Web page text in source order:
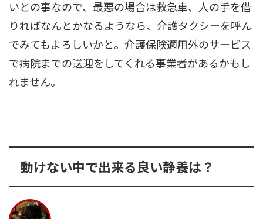
いとの事なので、最悪の場合は救急車、人の手を借
りればなんとかなるようなら、介護タクシーを呼ん
でみてもよろしいかと。介護保険適用外のサービス
で病院までの送迎をしてくれる事業者があるかもし
れません。
動けない中で出来る良い静養は？